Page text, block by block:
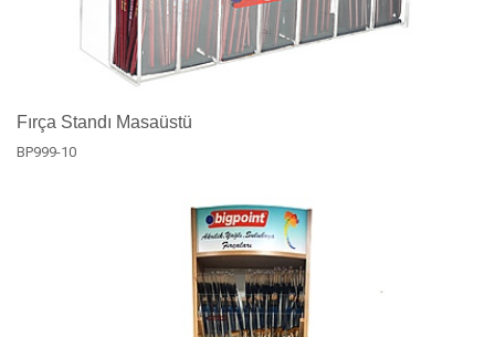
Fırça Standı Masaüstü
BP999-10